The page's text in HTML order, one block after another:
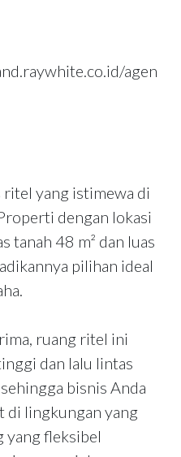
agen
ritel yang istimewa di
dengan lokasi
tanah 48 m² dan luas
pilihan ideal
ruang ritel ini
dan lalu lintas
bisnis Anda
di lingkungan yang
yang fleksibel